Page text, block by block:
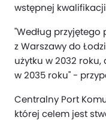
wstępnej
"Według
z Warszawy do
użytku w 2032
w 2035 roku" -
Centralny Port
której celem jest